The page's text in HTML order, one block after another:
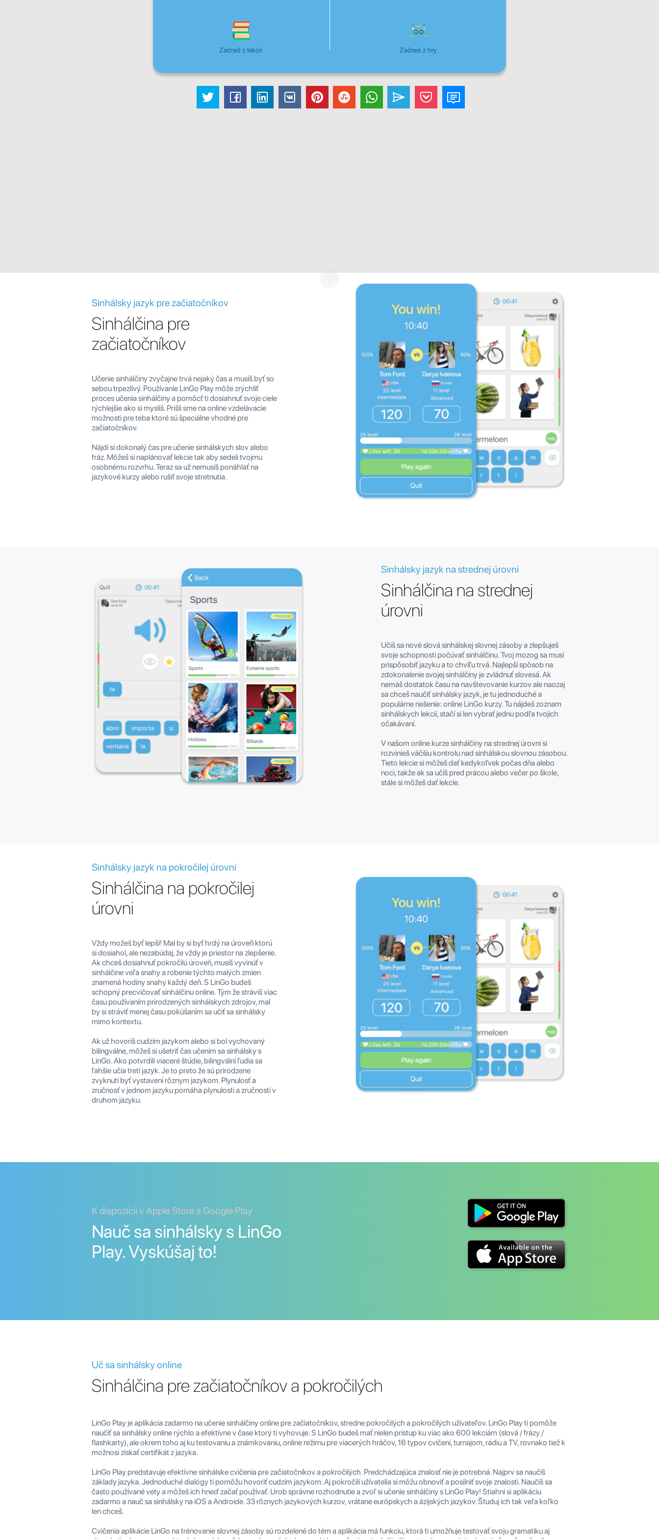
Začneš z lekcií Začneš z hry
Sinhálsky jazyk pre začiatočníkov
Sinhálčina pre
začiatočníkov
Učenie sinhálčiny zvyčajne trvá nejaký čas a musíš byť so
sebou trpezlivý. Používanie LinGo Play môže zrýchliť
proces učenia sinhálčiny a pomôcť ti dosiahnuť svoje ciele
rýchlejšie ako si mysliš. Prišli sme na online vzdelávacie
možnosti pre teba ktoré sú špeciálne vhodné pre
začiatočníkov.
Nájdi si dokonalý čas pre učenie sinhálskych slov alebo
fráz. Môžeš si naplánovať lekcie tak aby sedeli tvojmu
osobnému rozvrhu. Teraz sa už nemusíš ponáhlať na
jazykové kurzy alebo rušiť svoje stretnutia.
Sinhálsky jazyk na strednej úrovni
Sinhálčina na strednej
úrovni
Učíš sa nové slová sinhálskej slovnej zásoby a zlepšuješ
svoje schopnosti počúvať sinhálčinu. Tvoj mozog sa musí
prispôsobiť jazyku a to chvíľu trvá. Najlepší spôsob na
zdokonalenie svojej sinhálčiny je zvládnuť slovesá. Ak
nemáš dostatok času na navštevovanie kurzov ale naozaj
sa chceš naučiť sinhálsky jazyk, je tu jednoduché a
populárne riešenie: online LinGo kurzy. Tu nájdeš zoznam
sinhálskych lekcií, stačí si len vybrať jednu podľa tvojich
očakávaní.
V našom online kurze sinhálčiny na strednej úrovni si
rozvinieš väčšiu kontrolu nad sinhálskou slovnou zásobou.
Tieto lekcie si môžeš dať kedykoľvek počas dňa alebo
noci, takže ak sa učíš pred prácou alebo večer po škole,
stále si môžeš dať lekcie.
Sinhálsky jazyk na pokročilej úrovni
Sinhálčina na pokročilej
úrovni
Vždy možeš byť lepší! Mal by si byť hrdý na úroveň ktorú
si dosiahol, ale nezabúdaj, že vždy je priestor na zlepšenie.
Ak chceš dosiahnuť pokročilú úroveň, musíš vyvinúť v
sinhálčine veľa snahy a robenie týchto malých zmien
znamená hodiny snahy každý deň. S LinGo budeš
schopný precvičovať sinhálčinu online. Tým že stráviš viac
času používaním prirodzených sinhálskych zdrojov, mal
by si stráviť menej času pokúšaním sa učiť sa sinhálsky
mimo kontextu.
Ak už hovoríš cudzím jazykom alebo si bol vychovaný
bilingválne, môžeš si ušetriť čas učením sa sinhálsky s
LinGo. Ako potvrdili viaceré štúdie, bilingválni ľudia sa
ľahšie učia tretí jazyk. Je to preto že sú prirodzene
zvyknutí byť vystavení rôznym jazykom. Plynulosť a
zručnosť v jednom jazyku pomáha plynulosti a zručnosti v
druhom jazyku.
K dispozícii v Apple Store a Google Play
Nauč sa sinhálsky s LinGo
Play. Vyskúšaj to!
Uč sa sinhálsky online
Sinhálčina pre začiatočníkov a pokročilých
LinGo Play je aplikácia zadarmo na učenie sinhálčiny online pre začiatočníkov, stredne pokročilých a pokročilých užívateľov. LinGo Play ti pomôže
naučiť sa sinhálsky online rýchlo a efektívne v čase ktorý ti vyhovuje. S LinGo budeš mať nielen prístup ku viac ako 600 lekciám (slová / frázy /
flashkarty), ale okrem toho aj ku testovaniu a známkovaniu, online režimu pre viacerých hráčov, 16 typov cvičení, turnajom, rádiu a TV, rovnako tiež k
možnosi získať certifikát z jazyka.
LinGo Play predstavuje efektívne sinhálske cvičenia pre začiatočníkov a pokročilých. Predchádzajúca znalosť nie je potrebná. Najprv sa naučíš
základy jazyka. Jednoduché dialógy ti pomôžu hovoriť cudzím jazykom. Aj pokročilí užívatelia si môžu obnoviť a posilniť svoje znalosti. Naučíš sa
často používané vety a môžeš ich hneď začať používať. Urob správne rozhodnutie a zvoľ si učenie sinhálčiny s LinGo Play! Stiahni si aplikáciu
zadarmo a nauč sa sinhálsky na iOS a Androide. 33 rôznych jazykových kurzov, vrátane európskych a ázijských jazykov. Študuj ich tak veľa koľko
len chceš.
Cvičenia aplikácie LinGo na trénovanie slovnej zásoby sú rozdelené do tém a aplikácia má funkciu, ktorá ti umožňuje testovať svoju gramatiku aj